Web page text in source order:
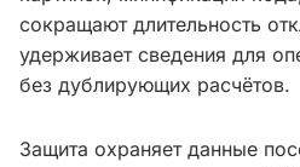
сокращают длительность
удерживает сведения для
без дублирующих расчётов.
Защита охраняет данные